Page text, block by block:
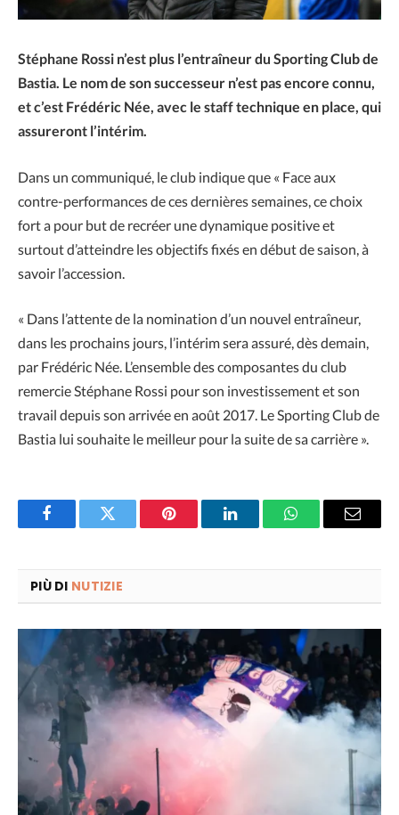
Stéphane Rossi n’est plus l’entraîneur du Sporting Club de
Bastia. Le nom de son successeur n’est pas encore connu,
et c’est Frédéric Née, avec le staff technique en place, qui
assureront l’intérim.
Dans un communiqué, le club indique que « Face aux
contre-performances de ces dernières semaines, ce choix
fort a pour but de recréer une dynamique positive et
surtout d’atteindre les objectifs fixés en début de saison, à
savoir l’accession.
« Dans l’attente de la nomination d’un nouvel entraîneur,
dans les prochains jours, l’intérim sera assuré, dès demain,
par Frédéric Née. L’ensemble des composantes du club
remercie Stéphane Rossi pour son investissement et son
travail depuis son arrivée en août 2017. Le Sporting Club de
Bastia lui souhaite le meilleur pour la suite de sa carrière ».
FacebookTwitter Pinterest LinkedInWhatsAppEmail
PIÙ DI NUTIZIE